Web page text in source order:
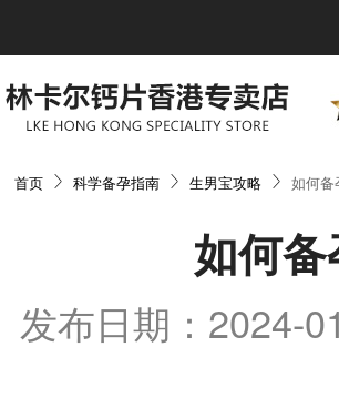
首页 科学备孕指南 生男宝攻略 如何备
如何
发布日期：2024-